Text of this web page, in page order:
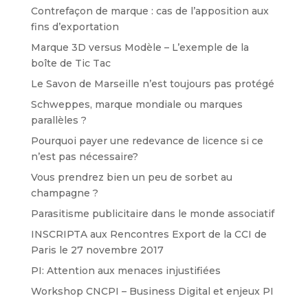
Contrefaçon de marque : cas de l’apposition aux
fins d’exportation
Marque 3D versus Modèle – L’exemple de la
boîte de Tic Tac
Le Savon de Marseille n’est toujours pas protégé
Schweppes, marque mondiale ou marques
parallèles ?
Pourquoi payer une redevance de licence si ce
n’est pas nécessaire?
Vous prendrez bien un peu de sorbet au
champagne ?
Parasitisme publicitaire dans le monde associatif
INSCRIPTA aux Rencontres Export de la CCI de
Paris le 27 novembre 2017
PI: Attention aux menaces injustifiées
Workshop CNCPI – Business Digital et enjeux PI